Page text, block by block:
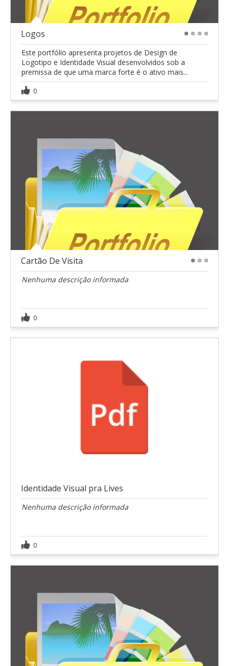
Logos
Este portfólio apresenta projetos de Design de
Logotipo e Identidade Visual desenvolvidos sob a
premissa de que uma marca forte é o ativo mais...
0
Cartão De Visita
Nenhuma descrição informada
0
Identidade Visual pra Lives
Nenhuma descrição informada
0